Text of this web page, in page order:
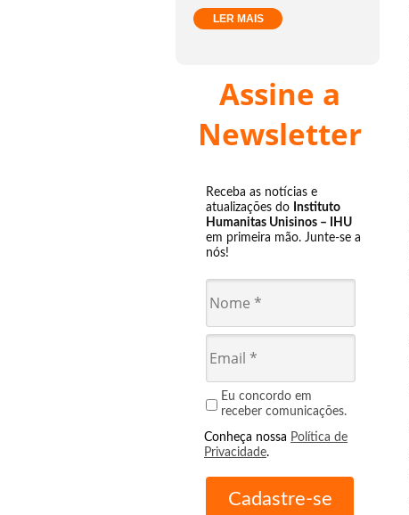
LER MAIS
Assine a
Newsletter
Receba as notícias e
atualizações do Instituto
Humanitas Unisinos – IHU
em primeira mão. Junte-se a
nós!
Eu concordo em
receber comunicações.
Conheça nossa Política de
Privacidade.